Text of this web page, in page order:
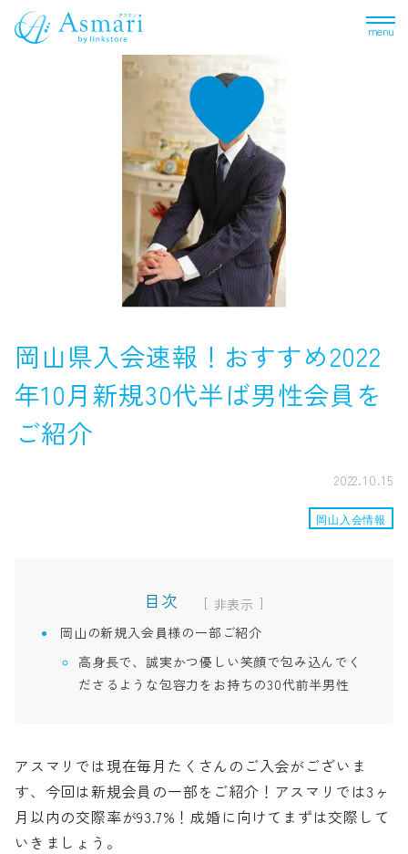
menu
岡山県入会速報！おすすめ2022
年10月新規30代半ば男性会員を
ご紹介
2022.10.15
岡山入会情報
目次 [
]
岡山の新規入会員様の一部ご紹介
高身長で、誠実かつ優しい笑顔で包み込んでく
ださるような包容力をお持ちの30代前半男性
アスマリでは現在毎月たくさんのご入会がございま
す、今回は新規会員の一部をご紹介！アスマリでは3ヶ
月以内の交際率が93.7%！成婚に向けてまずは交際して
いきましょう。